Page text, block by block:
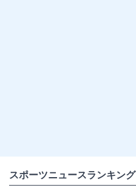
スポーツニュースランキング